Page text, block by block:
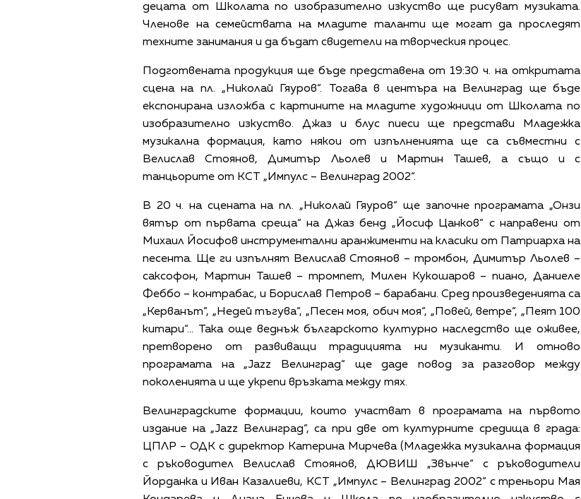
децата от Школата по изобразително изкуство ще рисуват музиката.
Членове на семействата на младите таланти ще могат да проследят
техните занимания и да бъдат свидетели на творческия процес.
Подготвената продукция ще бъде представена от 19:30 ч. на откритата
сцена на пл. „Николай Гяуров“. Тогава в центъра на Велинград ще бъде
експонирана изложба с картините на младите художници от Школата по
изобразително изкуство. Джаз и блус пиеси ще представи Младежка
музикална формация, като някои от изпълненията ще са съвместни с
Велислав Стоянов, Димитър Льолев и Мартин Ташев, а също и с
танцьорите от КСТ „Импулс – Велинград 2002“.
В 20 ч. на сцената на пл. „Николай Гяуров“ ще започне програмата „Онзи
вятър от първата среща“ на Джаз бенд „Йосиф Цанков“ с направени от
Михаил Йосифов инструментални аранжименти на класики от Патриарха на
песента. Ще ги изпълнят Велислав Стоянов – тромбон, Димитър Льолев –
саксофон, Мартин Ташев – тромпет, Милен Кукошаров – пиано, Даниеле
Феббо – контрабас, и Борислав Петров – барабани. Сред произведенията са
„Керванът“, „Недей тъгува“, „Песен моя, обич моя“, „Повей, ветре“, „Пеят 100
китари“… Така още веднъж българското културно наследство ще оживее,
претворено от развиващи традицията ни музиканти. И отново
програмата на „Jazz Велинград“ ще даде повод за разговор между
поколенията и ще укрепи връзката между тях.
Велинградските формации, които участват в програмата на първото
издание на „Jazz Велинград“, са при две от културните средища в града:
ЦПЛР – ОДК с директор Катерина Мирчева (Младежка музикална формация
с ръководител Велислав Стоянов, ДЮВИШ „Звънче“ с ръководители
Йорданка и Иван Казалиеви, КСТ „Импулс – Велинград 2002“ с треньори Мая